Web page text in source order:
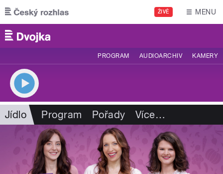
Přejít k hlavnímu obsahu
ŽIVĚ MENU
PROGRAM AUDIOARCHIV KAMERY
Jídlo Program Pořady Více…